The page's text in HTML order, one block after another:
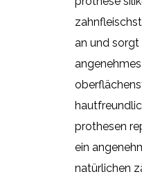
an und sorgt
prothesen
ein
natürlichen